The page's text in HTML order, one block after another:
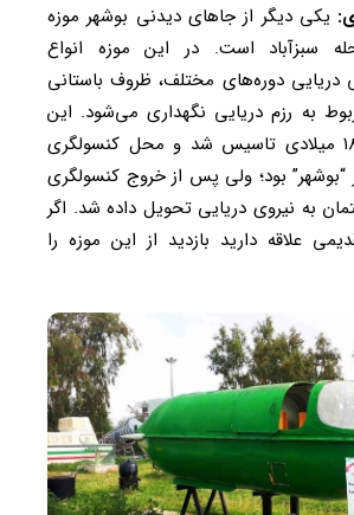
یکی دیگر از جا‌های دیدنی بوشهر موزه
سبزآباد است. در این موزه انواع
دریایی دوره‌های مختلف، ظروف باستانی
به رزم دریایی نگهداری می‌شود. این
موزه در سال ۱۸۵۸ میلادی تاسیس شد و محل کنسولگری
“بوشهر” بود؛ ولی پس از خروج کنسولگری
به نیروی دریایی تحویل داده شد. اگر
علاقه دارید بازدید از این موزه را